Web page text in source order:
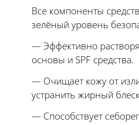
Все компоненты
зелёный уровень
— Эффективно
основы и SPF средства.
— Очищает кожу от
устранить жирный
— Способствует